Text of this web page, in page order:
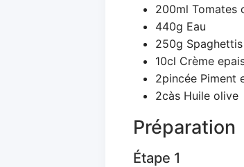
200ml Tomates
440g Eau
250g Spaghettis
10cl Crème
2pincée Piment
2càs Huile olive
Préparation
Étape 1